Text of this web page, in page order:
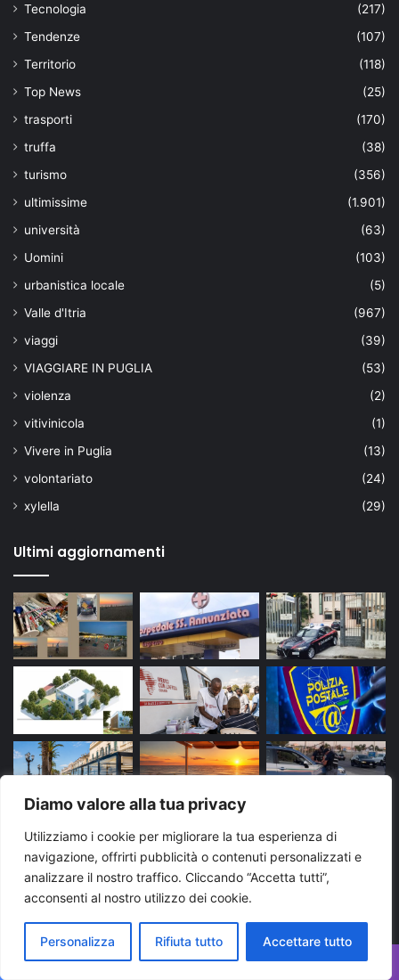
Diamo valore alla tua privacy
Utilizziamo i cookie per migliorare la tua esperienza di
navigazione, offrirti pubblicità o contenuti personalizzati e
analizzare il nostro traffico. Cliccando “Accetta tutti”,
acconsenti al nostro utilizzo dei cookie.
Personalizza Rifiuta tutto Accettare tutto
Tecnologia
(217)
Tendenze
(107)
Territorio
(118)
Top News
(25)
trasporti
(170)
truffa
(38)
turismo
(356)
ultimissime
(1.901)
università
(63)
Uomini
(103)
urbanistica locale
(5)
Valle d'Itria
(967)
viaggi
(39)
VIAGGIARE IN PUGLIA
(53)
violenza
(2)
vitivinicola
(1)
Vivere in Puglia
(13)
volontariato
(24)
xylella
(29)
Ultimi aggiornamenti
Tags
arresto bari Brindisi carabinieri
evidenza Foggia Lecce Martina Franca news